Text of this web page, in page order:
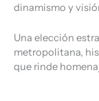
dinamismo y
Una elección
metropolitana,
que rinde